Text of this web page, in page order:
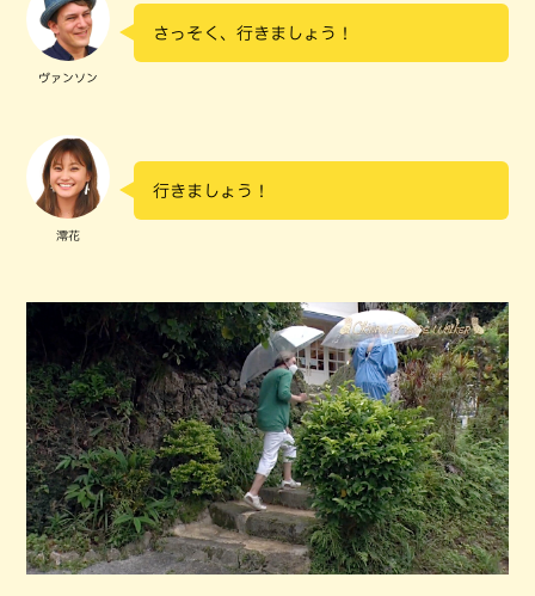
ヴァンソン
さっそく、行きましょう！
澪花
行きましょう！